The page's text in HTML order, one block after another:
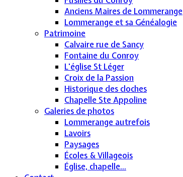
Anciens Maires de Lommerange
Lommerange et sa Généalogie
Patrimoine
Calvaire rue de Sancy
Fontaine du Conroy
L'église St Léger
Croix de la Passion
Historique des cloches
Chapelle Ste Appoline
Galeries de photos
Lommerange autrefois
Lavoirs
Paysages
Écoles & Villageois
Église, chapelle...